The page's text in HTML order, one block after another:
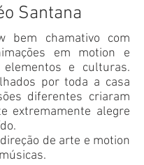
Santana
bem chamativo com
em motion e
e culturas.
por toda a casa
diferentes criaram
extremamente alegre
de arte e motion